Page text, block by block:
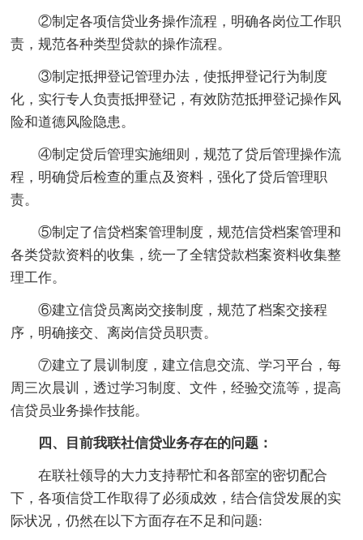
②制定各项信贷业务操作流程，明确各岗位工作职
责，规范各种类型贷款的操作流程。
③制定抵押登记管理办法，使抵押登记行为制度
化，实行专人负责抵押登记，有效防范抵押登记操作风
险和道德风险隐患。
④制定贷后管理实施细则，规范了贷后管理操作流
程，明确贷后检查的重点及资料，强化了贷后管理职
责。
⑤制定了信贷档案管理制度，规范信贷档案管理和
各类贷款资料的收集，统一了全辖贷款档案资料收集整
理工作。
⑥建立信贷员离岗交接制度，规范了档案交接程
序，明确接交、离岗信贷员职责。
⑦建立了晨训制度，建立信息交流、学习平台，每
周三次晨训，透过学习制度、文件，经验交流等，提高
信贷员业务操作技能。
四、目前我联社信贷业务存在的问题：
在联社领导的大力支持帮忙和各部室的密切配合
下，各项信贷工作取得了必须成效，结合信贷发展的实
际状况，仍然在以下方面存在不足和问题: